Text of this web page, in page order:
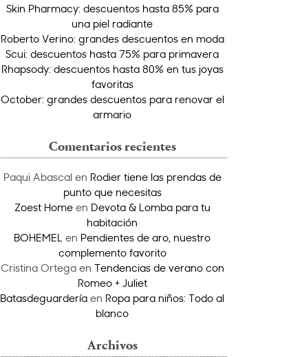
Skin Pharmacy: descuentos hasta 85% para
una piel radiante
Roberto Verino: grandes descuentos en moda
Scui: descuentos hasta 75% para primavera
Rhapsody: descuentos hasta 80% en tus joyas
favoritas
October: grandes descuentos para renovar el
armario
Comentarios recientes
Paqui Abascalen Rodier tiene las prendas de
punto que necesitas
Zoest Homeen Devota & Lomba para tu
habitación
BOHEMEL en Pendientes de aro, nuestro
complemento favorito
Cristina Ortegaen Tendencias de verano con
Romeo + Juliet
Batasdeguardería en Ropa para niños: Todo al
blanco
Archivos